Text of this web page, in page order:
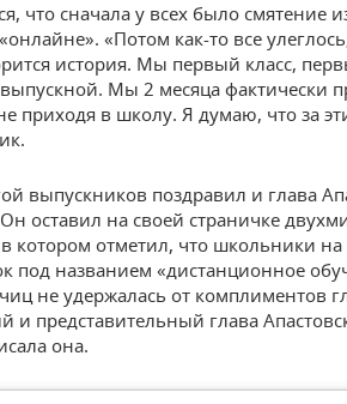
что сначала у всех было смятение
«Потом как-то все
история. Мы первый класс,
Мы 2 месяца фактически
приходя в школу. Я думаю, что за
выпускников поздравил и глава
оставил на своей страничке
в котором отметил, что школьники
под названием «дистанционное
не удержалась от комплиментов
и представительный глава
она.